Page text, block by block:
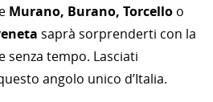
Murano, Burano, Torcello o
saprà sorprenderti con la
senza tempo. Lasciati
angolo unico d’Italia.